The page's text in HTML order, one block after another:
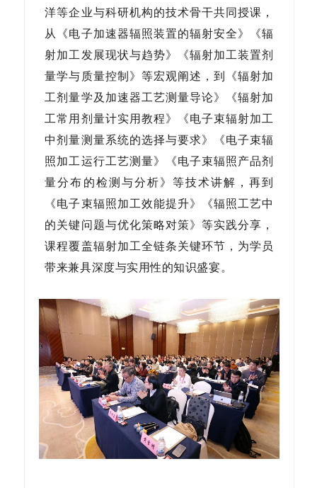
洋等企业与科研机构的技术骨干共同授课，
从《电子加速器辐照装置的辐射安全》《辐
射加工发展现状与趋势》《辐射加工装置剂
量学与质量控制》等宏观阐述，到《辐射加
工剂量学及加速器工艺测量导论》《辐射加
工常用剂量计实用教程》《电子束辐射加工
中剂量测量系统的选择与要求》《电子束辐
照加工运行工艺测量》《电子束辐照产品剂
量分布的检测与分析》等技术讲解，再到
《电子束辐照加工效能提升》《辐照工艺中
的关键问题与优化策略对策》等实践分享，
课程覆盖辐射加工全链条关键环节，为学员
带来兼具深度与实用性的知识盛宴。